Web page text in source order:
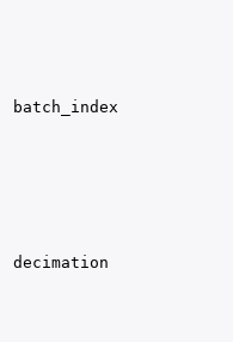
batch_index
decimation